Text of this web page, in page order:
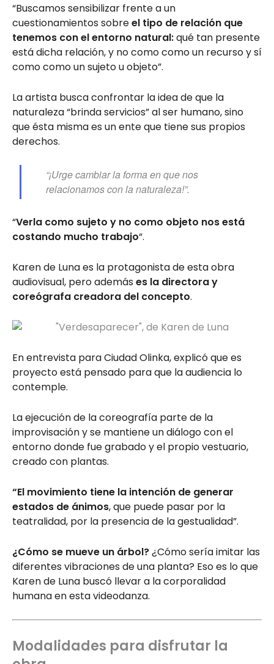
“Buscamos sensibilizar frente a un
cuestionamientos sobreel tipo de relación que
tenemos con el entorno natural:qué tan presente
está dicha relación, y no como como un recurso y sí
como como un sujeto u objeto”.
La artista busca confrontar la idea de que la
naturaleza “brinda servicios” al ser humano, sino
que ésta misma es un ente que tiene sus propios
derechos.
“¡Urge cambiar la forma en que nos
relacionamos con la naturaleza!”.
“Verla como sujeto y no como objeto nos está
costando mucho trabajo“.
Karen de Luna es la protagonista de esta obra
audiovisual, pero además es la directora y
coreógrafa creadora del concepto.
En entrevista para Ciudad Olinka, explicó que es
proyecto está pensado para que la audiencia lo
contemple.
La ejecución de la coreografía parte de la
improvisación y se mantiene un diálogo con el
entorno donde fue grabado y el propio vestuario,
creado con plantas.
“El movimiento tiene la intención de generar
estados de ánimos, que puede pasar por la
teatralidad, por la presencia de la gestualidad”.
¿Cómo se mueve un árbol?¿Cómo sería imitar las
diferentes vibraciones de una planta? Eso es lo que
Karen de Luna buscó llevar a la corporalidad
humana en esta videodanza.
Modalidades para disfrutar la